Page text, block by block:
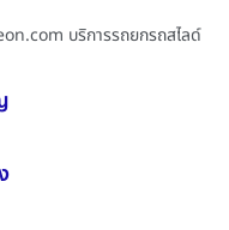
บริการรถยกรถสไลด์